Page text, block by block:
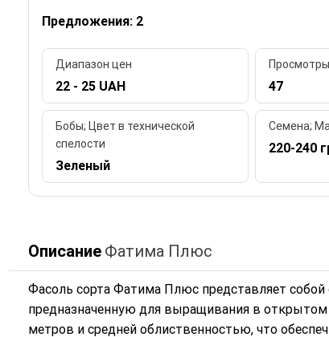
Предложения: 2
Диапазон цен
22 - 25 UAH
Просмотры
47
Бобы; Цвет в технической
спелости
Зеленый
Семена;
220-240
Описание Фатима Плюс
Фасоль сорта Фатима Плюс представляет
предназначенную для выращивания в открытом
метров и средней облиственностью, что